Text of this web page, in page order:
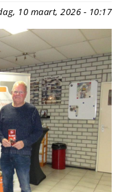
10 maart, 2026 - 10:17